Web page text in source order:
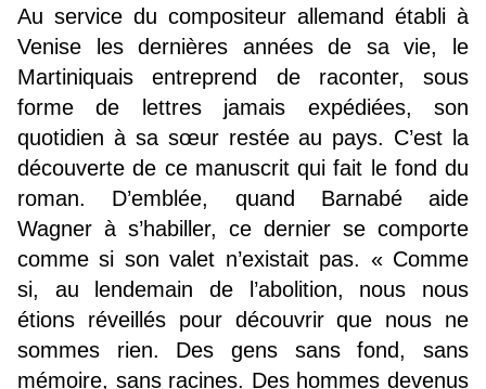
Au service du compositeur allemand établi à
Venise les dernières années de sa vie, le
Martiniquais entreprend de raconter, sous
forme de lettres jamais expédiées, son
quotidien à sa sœur restée au pays. C’est la
découverte de ce manuscrit qui fait le fond du
roman. D’emblée, quand Barnabé aide
Wagner à s’habiller, ce dernier se comporte
comme si son valet n’existait pas. « Comme
si, au lendemain de l’abolition, nous nous
étions réveillés pour découvrir que nous ne
sommes rien. Des gens sans fond, sans
mémoire, sans racines. Des hommes devenus